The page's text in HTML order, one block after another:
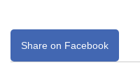
Share on Facebook